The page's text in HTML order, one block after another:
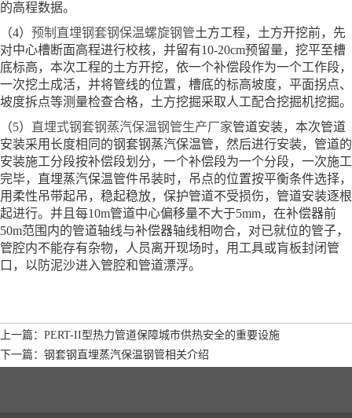
的高程数据。
（4） 预制直埋钢套钢保温螺旋钢管土方工程，土方开挖前，先
对中心槽断面高程进行校核，并留有10-20cm预留量，挖平至槽
底标高，本次工程的土方开挖，依一个补偿段作为一个工作段，
一次挖土成活，并将管线的位置，槽底的标高坡度，平面拐点、
坡度拆点等测量检查合格，土方挖掘采取人工配合挖掘机挖掘。
（5） 直埋式钢套钢蒸汽保温钢管生产厂家管道安装，本次管道
安装采用长度相同的钢套钢蒸汽保温管，然后进行安装，管道的
安装施工分段按补偿段划分，一个补偿段为一个分段，一次施工
完毕，直埋蒸汽保温管件吊装时，吊点的位置按平衡条件选择，
用柔性吊带起吊，稳起稳放，保护管道不受损伤，管道安装逐根
起进行。并且每10m管道中心偏移量不大于5mm，在补偿器前
50m范围内的管道轴线与补偿器轴线相吻合，对已就位的管子，
管腔内不能存有杂物，人员离开现场时，用工具或肓板封闭管
口，以防泥沙进入管腔和管道漂浮。
上一篇：PERT-II型热力管道保障城市供热安全的重要设施
下一篇：钢套钢直埋蒸汽保温钢管相关介绍